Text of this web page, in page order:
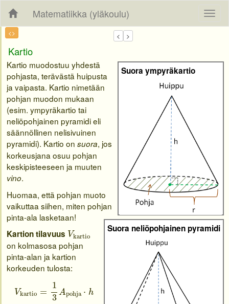
Matematiikka (yläkoulu)
<>
Kartio
Suora ympyräkartio
Suora neliöpohjainen pyramidi
Kartio muodostuu yhdestä
pohjasta, terävästä huipusta
ja vaipasta. Kartio nimetään
pohjan muodon mukaan
(esim. ympyräkartio tai
neliöpohjainen pyramidi eli
säännöllinen nelisivuinen
pyramidi). Kartio on suora, jos
korkeusjana osuu pohjan
keskipisteeseen ja muuten
vino.
Huomaa, että pohjan muoto
vaikuttaa siihen, miten pohjan
pinta-ala lasketaan!
Kartion tilavuus Vkartio
Vkartio
on kolmasosa pohjan
pinta-alan ja kartion
korkeuden tulosta:
Vkartio =
1
3 Apohja ⋅ h
13